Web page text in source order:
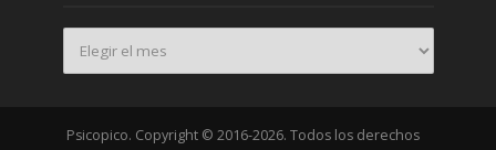
Archivo
Psicopico. Copyright © 2016-2026. Todos los derechos